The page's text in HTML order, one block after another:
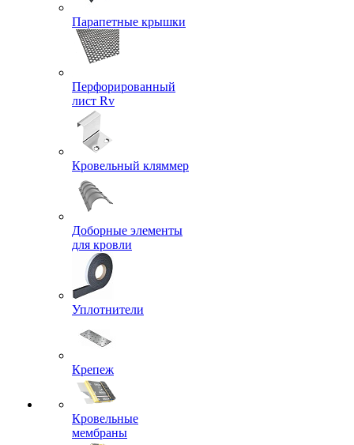
Парапетные крышки
Перфорированный
лист Rv
Кровельный кляммер
Доборные элементы
для кровли
Уплотнители
Крепеж
Кровельные
мембраны